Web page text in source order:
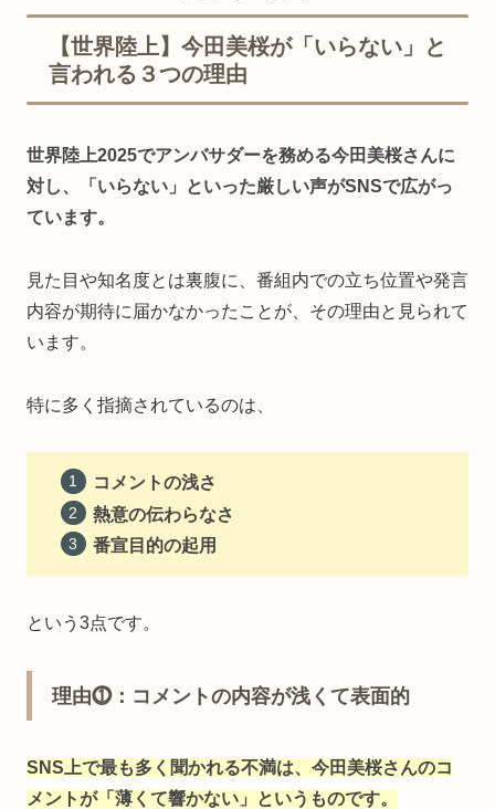
【世界陸上】今田美桜が「いらない」と
言われる３つの理由
世界陸上2025でアンバサダーを務める今田美桜さんに
対し、「いらない」といった厳しい声がSNSで広がっ
ています。
見た目や知名度とは裏腹に、番組内での立ち位置や発言
内容が期待に届かなかったことが、その理由と見られて
います。
特に多く指摘されているのは、
コメントの浅さ
熱意の伝わらなさ
番宣目的の起用
という3点です。
理由⓵：コメントの内容が浅くて表面的
SNS上で最も多く聞かれる不満は、今田美桜さんのコ
メントが「薄くて響かない」というものです。